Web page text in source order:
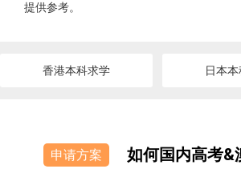
提供参考。
香港本科求学 日本
申请方案